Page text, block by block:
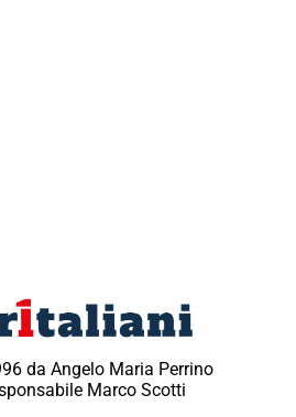
da Angelo Maria Perrino
Marco Scotti